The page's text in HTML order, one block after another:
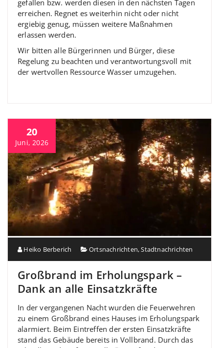
gefallen bzw. werden diesen in den nächsten Tagen
erreichen. Regnet es weiterhin nicht oder nicht
ergiebig genug, müssen weitere Maßnahmen
erlassen werden.
Wir bitten alle Bürgerinnen und Bürger, diese
Regelung zu beachten und verantwortungsvoll mit
der wertvollen Ressource Wasser umzugehen.
20
Juni, 2026
Heiko Berberich Ortsnachrichten,Stadtnachrichten
Großbrand im Erholungspark –
Dank an alle Einsatzkräfte
In der vergangenen Nacht wurden die Feuerwehren
zu einem Großbrand eines Hauses im Erholungspark
alarmiert. Beim Eintreffen der ersten Einsatzkräfte
stand das Gebäude bereits in Vollbrand. Durch das